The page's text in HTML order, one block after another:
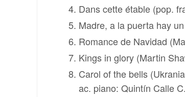
Dans cette étable (pop.
Madre, a la puerta hay
Romance de Navidad
Kings in glory (Martin
Carol of the bells
ac. piano: Quintín Calle